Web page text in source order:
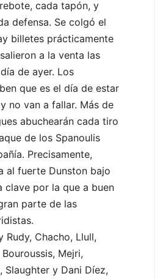
cada tapón, y
defensa. Se colgó el
billetes prácticamente
a la venta las
de ayer. Los
que es el día de estar
no van a fallar. Más de
abuchearán cada tiro
de los Spanoulis
Precisamente,
al fuerte Dunston bajo
clave por la que a buen
parte de las
Rudy, Chacho, Llull,
Mejri,
Slaughter y Dani Díez,